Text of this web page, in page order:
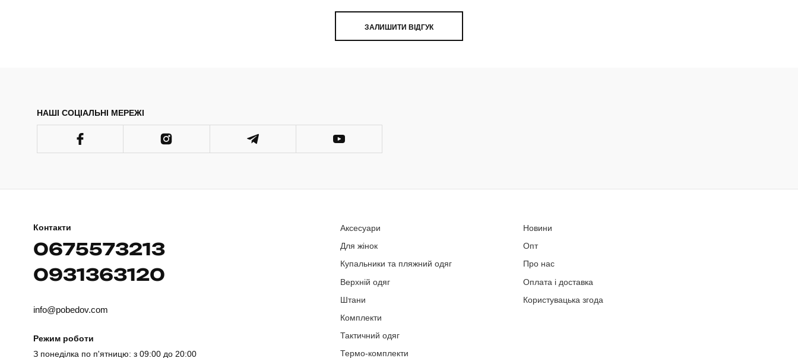
ЗАЛИШИТИ ВІДГУК
НАШІ СОЦІАЛЬНІ МЕРЕЖІ
Контакти
0675573213
0931363120
info@pobedov.com
Режим роботи
З понеділка по п'ятницю: з 09:00 до 20:00
Аксесуари
Для жінок
Купальники та пляжний одяг
Верхній одяг
Штани
Комплекти
Тактичний одяг
Термо-комплекти
Новини
Опт
Про нас
Оплата і доставка
Користувацька згода